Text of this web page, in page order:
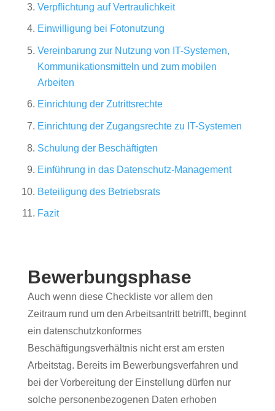
Verpflichtung auf Vertraulichkeit
Einwilligung bei Fotonutzung
Vereinbarung zur Nutzung von IT-Systemen,
Kommunikationsmitteln und zum mobilen
Arbeiten
Einrichtung der Zutrittsrechte
Einrichtung der Zugangsrechte zu IT-Systemen
Schulung der Beschäftigten
Einführung in das Datenschutz-Management
Beteiligung des Betriebsrats
Fazit
Bewerbungsphase
Auch wenn diese Checkliste vor allem den
Zeitraum rund um den Arbeitsantritt betrifft, beginnt
ein datenschutzkonformes
Beschäftigungsverhältnis nicht erst am ersten
Arbeitstag. Bereits im Bewerbungsverfahren und
bei der Vorbereitung der Einstellung dürfen nur
solche personenbezogenen Daten erhoben